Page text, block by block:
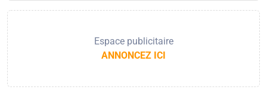
Espace publicitaire
ANNONCEZ ICI